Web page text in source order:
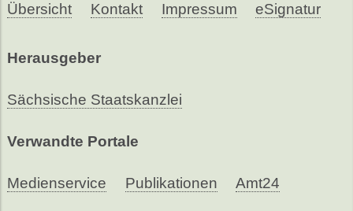
Übersicht Kontakt Impressum eSignatur
Herausgeber
Sächsische Staatskanzlei
Verwandte Portale
Medienservice Publikationen Amt24